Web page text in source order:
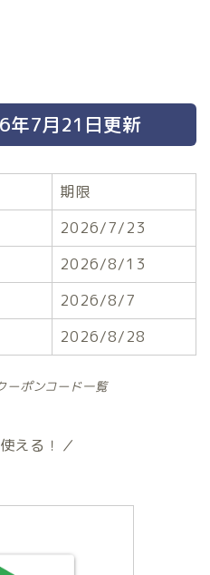
年7月21日更新
期限
2026/7/23
2026/8/13
2026/8/7
2026/8/28
ーポンコード一覧
える！／